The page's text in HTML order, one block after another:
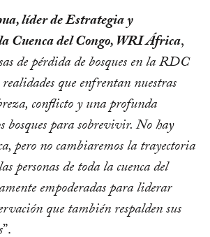
líder de Estrategia y
Cuenca del Congo, WRI África,
de pérdida de bosques en la RDC
que enfrentan nuestras
conflicto y una profunda
bosques para sobrevivir. No hay
pero no cambiaremos la trayectoria
personas de toda la cuenca del
empoderadas para liderar
que también respalden sus
”.